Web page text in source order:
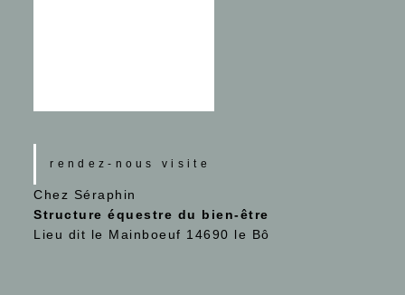
rendez-nous visite
Chez Séraphin
Structure équestre du bien-être
Lieu dit le Mainboeuf 14690 le Bô